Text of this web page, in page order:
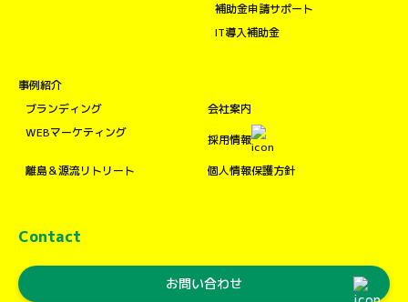
補助金申請サポート
IT導入補助金
事例紹介
ブランディング
WEBマーケティング
離島＆源流リトリート
会社案内
採用情報
個人情報保護方針
Contact
お問い合わせ